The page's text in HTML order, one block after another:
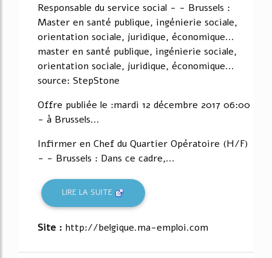
Responsable du service social - - Brussels :
Master en santé publique, ingénierie sociale,
orientation sociale, juridique, économique...
master en santé publique, ingénierie sociale,
orientation sociale, juridique, économique...
source: StepStone
Offre publiée le :mardi 12 décembre 2017 06:00
- à Brussels...
Infirmer en Chef du Quartier Opératoire (H/F)
- - Brussels : Dans ce cadre,...
LIRE LA SUITE
Site : http://belgique.ma-emploi.com